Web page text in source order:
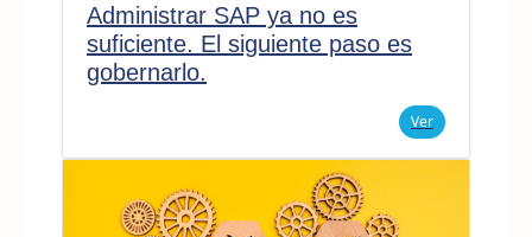
Administrar SAP ya no es
suficiente. El siguiente paso es
gobernarlo.
Ver